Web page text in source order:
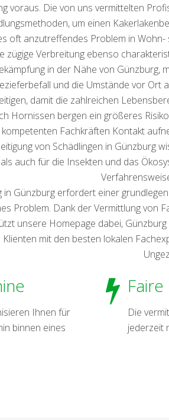
voraus. Die von uns vermittelten
um einen
oft anzutreffendes Problem in
zügige Verbreitung ebenso
in der Nähe von
und die Umstände vor Ort
damit die zahlreichen
Hornissen bergen ein größeres
Fachkräften Kontakt
von Schädlingen in Günzburg
auch für die Insekten und das
Günzburg erfordert einer
Problem. Dank der Vermittlung von
unsere Homepage dabei,
mit den besten lokalen
Ihnen für
binnen eines
Die
jederzeit